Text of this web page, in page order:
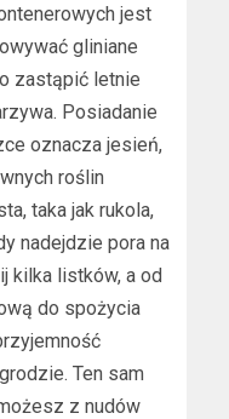
jest
gliniane
zastąpić letnie
Posiadanie
oznacza jesień,
roślin
taka jak rukola,
nadejdzie pora na
kilka listków, a od
do spożycia
Ten sam
z nudów